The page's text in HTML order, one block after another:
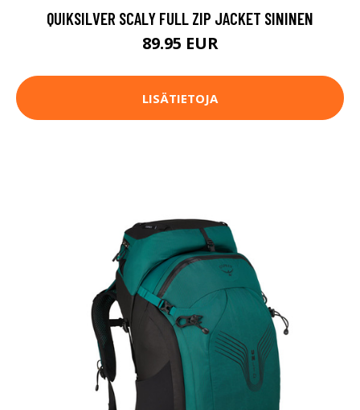
QUIKSILVER SCALY FULL ZIP JACKET SININEN
89.95 EUR
LISÄTIETOJA